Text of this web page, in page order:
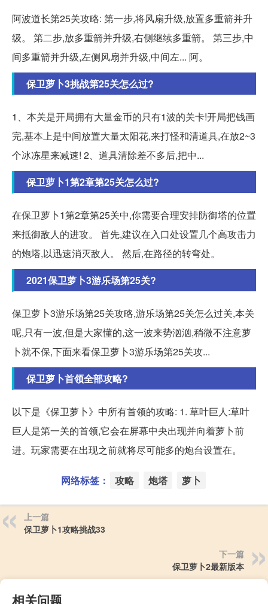
阿波道长第25关攻略: 第一步,将风扇升级,放置多重箭并升
级。 第二步,放多重箭并升级,右侧继续多重箭。 第三步,中
间多重箭并升级,左侧风扇并升级,中间左... 阿。
保卫萝卜3挑战第25关怎么过?
1、本关是开局拥有大量金币的只有1波的关卡!开局把钱画
完,基本上是中间放置大量太阳花,来打怪和清道具,在放2~3
个冰冻星来减速! 2、道具清除差不多后,把中...
保卫萝卜1第2章第25关怎么过?
在保卫萝卜1第2章第25关中,你需要合理安排防御塔的位置
来抵御敌人的进攻。 首先,建议在入口处设置几个高攻击力
的炮塔,以迅速消灭敌人。 然后,在路径的转弯处。
2021保卫萝卜3游乐场第25关?
保卫萝卜3游乐场第25关攻略,游乐场第25关怎么过关,本关
呢,只有一波,但是大家懂的,这一波来势汹汹,稍微不注意萝
卜就不保,下面来看保卫萝卜3游乐场第25关攻...
保卫萝卜首领全部攻略?
以下是《保卫萝卜》中所有首领的攻略: 1. 草叶巨人:草叶
巨人是第一关的首领,它会在屏幕中央出现并向着萝卜前
进。玩家需要在出现之前就将尽可能多的炮台设置在。
网络标签： 攻略 炮塔 萝卜
上一篇
保卫萝卜1攻略挑战33
下一篇
保卫萝卜2最新版本
相关问题